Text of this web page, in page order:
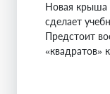
Новая крыша
сделает
Предстоит
«квадратов»